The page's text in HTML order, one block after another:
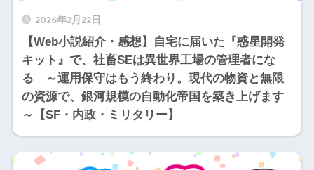
2026年2月22日
【Web小説紹介・感想】自宅に届いた『惑星開発
キット』で、社畜SEは異世界工場の管理者にな
る ～運用保守はもう終わり。現代の物資と無限
の資源で、銀河規模の自動化帝国を築き上げます
～【SF・内政・ミリタリー】